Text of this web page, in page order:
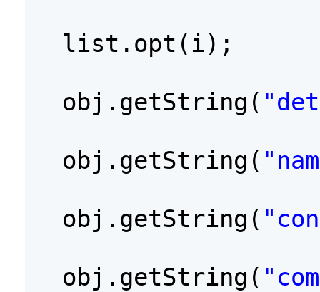
list.opt(i);
obj.getString(
obj.getString(
obj.getString(
obj.getString(